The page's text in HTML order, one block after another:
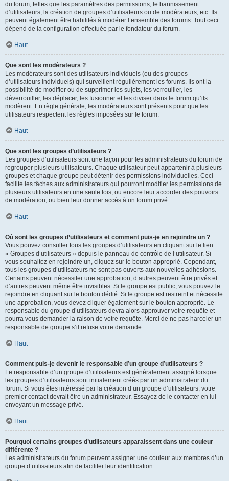
du forum, telles que les paramètres des permissions, le bannissement
d’utilisateurs, la création de groupes d’utilisateurs ou de modérateurs, etc. Ils
peuvent également être habilités à modérer l’ensemble des forums. Tout ceci
dépend de la configuration effectuée par le fondateur du forum.
Haut
Que sont les modérateurs ?
Les modérateurs sont des utilisateurs individuels (ou des groupes
d’utilisateurs individuels) qui surveillent régulièrement les forums. Ils ont la
possibilité de modifier ou de supprimer les sujets, les verrouiller, les
déverrouiller, les déplacer, les fusionner et les diviser dans le forum qu’ils
modèrent. En règle générale, les modérateurs sont présents pour que les
utilisateurs respectent les règles imposées sur le forum.
Haut
Que sont les groupes d’utilisateurs ?
Les groupes d’utilisateurs sont une façon pour les administrateurs du forum de
regrouper plusieurs utilisateurs. Chaque utilisateur peut appartenir à plusieurs
groupes et chaque groupe peut détenir des permissions individuelles. Ceci
facilite les tâches aux administrateurs qui pourront modifier les permissions de
plusieurs utilisateurs en une seule fois, ou encore leur accorder des pouvoirs
de modération, ou bien leur donner accès à un forum privé.
Haut
Où sont les groupes d’utilisateurs et comment puis-je en rejoindre un ?
Vous pouvez consulter tous les groupes d’utilisateurs en cliquant sur le lien
« Groupes d’utilisateurs » depuis le panneau de contrôle de l’utilisateur. Si
vous souhaitez en rejoindre un, cliquez sur le bouton approprié. Cependant,
tous les groupes d’utilisateurs ne sont pas ouverts aux nouvelles adhésions.
Certains peuvent nécessiter une approbation, d’autres peuvent être privés et
d’autres peuvent même être invisibles. Si le groupe est public, vous pouvez le
rejoindre en cliquant sur le bouton dédié. Si le groupe est restreint et nécessite
une approbation, vous devez cliquer également sur le bouton approprié. Le
responsable du groupe d’utilisateurs devra alors approuver votre requête et
pourra vous demander la raison de votre requête. Merci de ne pas harceler un
responsable de groupe s’il refuse votre demande.
Haut
Comment puis-je devenir le responsable d’un groupe d’utilisateurs ?
Le responsable d’un groupe d’utilisateurs est généralement assigné lorsque
les groupes d’utilisateurs sont initialement créés par un administrateur du
forum. Si vous êtes intéressé par la création d’un groupe d’utilisateurs, votre
premier contact devrait être un administrateur. Essayez de le contacter en lui
envoyant un message privé.
Haut
Pourquoi certains groupes d’utilisateurs apparaissent dans une couleur
différente ?
Les administrateurs du forum peuvent assigner une couleur aux membres d’un
groupe d’utilisateurs afin de faciliter leur identification.